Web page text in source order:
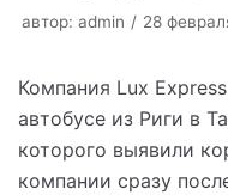
автор: admin 28
Компания Lux
автобусе из Риги в
которого выявили
компании сразу